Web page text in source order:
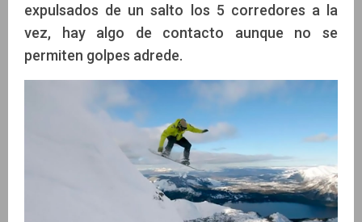
expulsados de un salto los 5 corredores a la
vez, hay algo de contacto aunque no se
permiten golpes adrede.